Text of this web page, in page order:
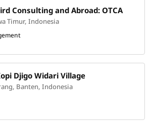
Consulting and Abroad: OTCA
Timur, Indonesia
Djigo Widari Village
Banten, Indonesia